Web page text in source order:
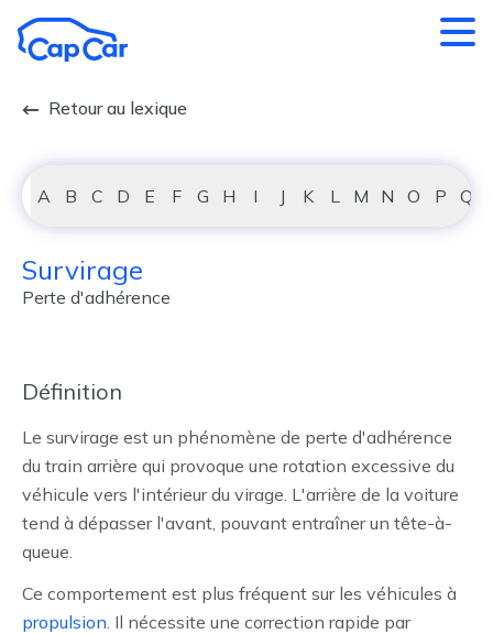
Retour au lexique
A B C D E F G H I J K L M N O P Q
Survirage
Perte d'adhérence
Définition
Le survirage est un phénomène de perte d'adhérence
du train arrière qui provoque une rotation excessive du
véhicule vers l'intérieur du virage. L'arrière de la voiture
tend à dépasser l'avant, pouvant entraîner un tête-à-
queue.
Ce comportement est plus fréquent sur les véhicules à
propulsion. Il nécessite une correction rapide par